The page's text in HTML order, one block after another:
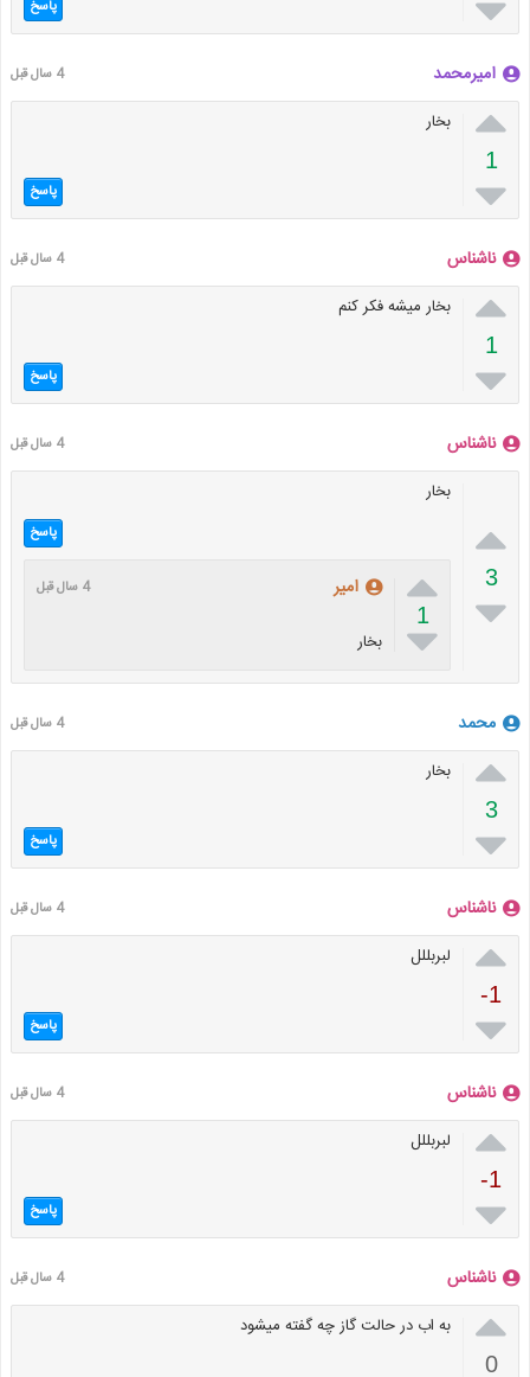
پاسخ
امیرمحمد 4 سال قبل

1

بخار
پاسخ
ناشناس 4 سال قبل

1

بخار میشه فکر کنم
پاسخ
ناشناس 4 سال قبل

3

بخار
پاسخ

1

امیر 4 سال قبل
بخار
محمد 4 سال قبل

3

بخار
پاسخ
ناشناس 4 سال قبل

-1

لبربللل
پاسخ
ناشناس 4 سال قبل

-1

لبربللل
پاسخ
ناشناس 4 سال قبل

0
به اب در حالت گاز چه گفته میشود